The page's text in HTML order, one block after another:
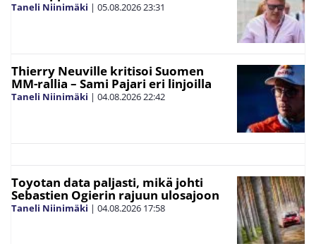
Taneli Niinimäki | 05.08.202623:31
Thierry Neuville kritisoi Suomen
MM-rallia – Sami Pajari eri linjoilla
Taneli Niinimäki | 04.08.202622:42
Toyotan data paljasti, mikä johti
Sebastien Ogierin rajuun ulosajoon
Taneli Niinimäki | 04.08.2026 17:58